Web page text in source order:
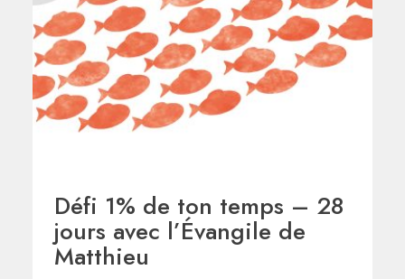
Défi 1% de ton temps – 28
jours avec l’Évangile de
Matthieu